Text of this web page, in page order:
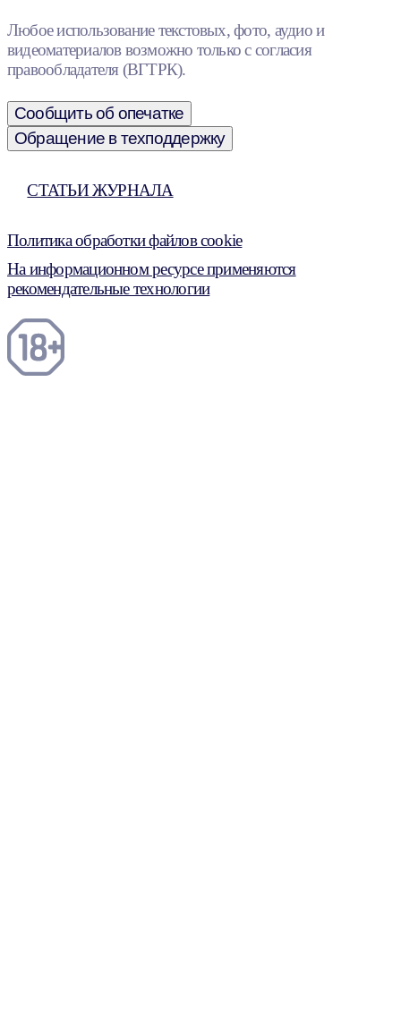
Любое использование текстовых, фото, аудио и
видеоматериалов возможно только с согласия
правообладателя (ВГТРК).
Сообщить об опечатке
Обращение в техподдержку
СТАТЬИ ЖУРНАЛА
Политика обработки файлов cookie
На информационном ресурсе применяются
рекомендательные технологии